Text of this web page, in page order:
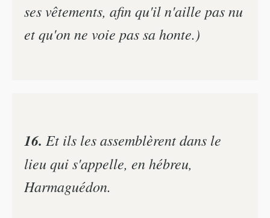
ses vêtements, afin qu'il n'aille pas nu
et qu'on ne voie pas sa honte.)
16. Et ils les assemblèrent dans le
lieu qui s'appelle, en hébreu,
Harmaguédon.